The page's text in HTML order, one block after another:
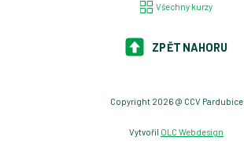
Všechny kurzy
ZPĚT NAHORU
Copyright 2026 @ CCV Pardubice
Vytvořil OLC Webdesign